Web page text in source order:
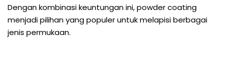
Dengan kombinasi keuntungan ini, powder coating
menjadi pilihan yang populer untuk melapisi berbagai
jenis permukaan.